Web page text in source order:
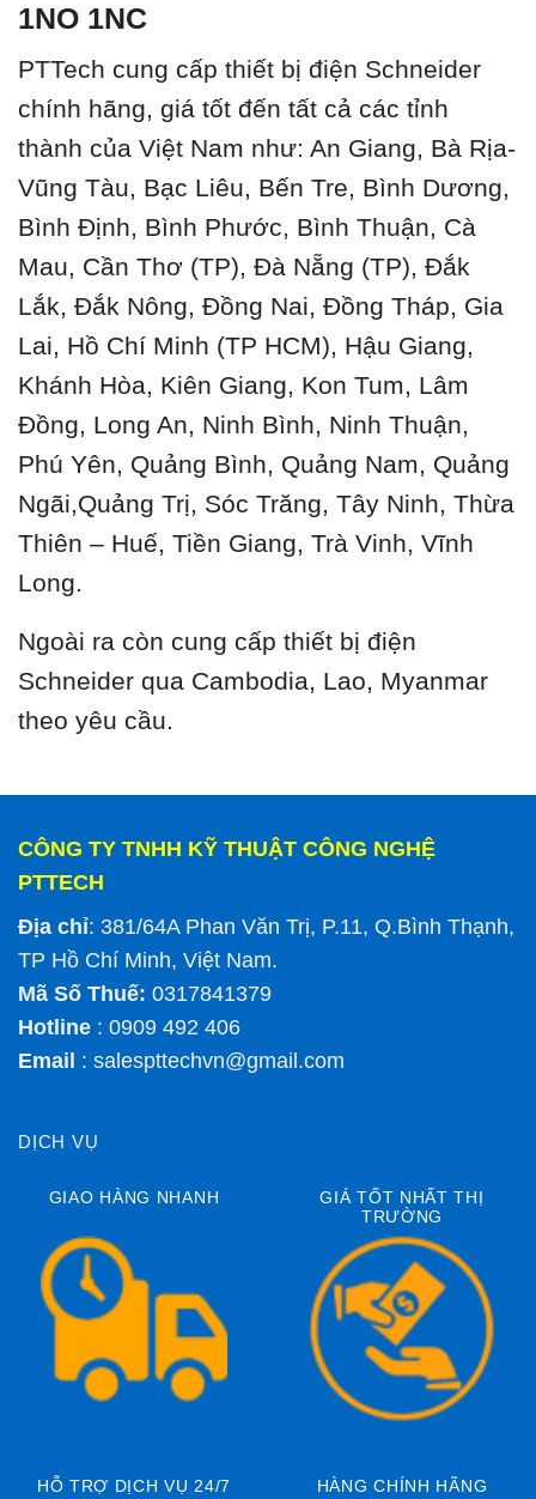
1NO 1NC
PTTech cung cấp thiết bị điện Schneider
chính hãng, giá tốt đến tất cả các tỉnh
thành của Việt Nam như: An Giang, Bà Rịa-
Vũng Tàu, Bạc Liêu, Bến Tre, Bình Dương,
Bình Định, Bình Phước, Bình Thuận, Cà
Mau, Cần Thơ (TP), Đà Nẵng (TP), Đắk
Lắk, Đắk Nông, Đồng Nai, Đồng Tháp, Gia
Lai, Hồ Chí Minh (TP HCM), Hậu Giang,
Khánh Hòa, Kiên Giang, Kon Tum, Lâm
Đồng, Long An, Ninh Bình, Ninh Thuận,
Phú Yên, Quảng Bình, Quảng Nam, Quảng
Ngãi,Quảng Trị, Sóc Trăng, Tây Ninh, Thừa
Thiên – Huế, Tiền Giang, Trà Vinh, Vĩnh
Long.
Ngoài ra còn cung cấp thiết bị điện
Schneider qua Cambodia, Lao, Myanmar
theo yêu cầu.
CÔNG TY TNHH KỸ THUẬT CÔNG NGHỆ
PTTECH
Địa chỉ: 381/64A Phan Văn Trị, P.11, Q.Bình Thạnh,
TP Hồ Chí Minh, Việt Nam.
Mã Số Thuế: 0317841379
Hotline : 0909 492 406
Email : salespttechvn@gmail.com
DỊCH VỤ
GIAO HÀNG NHANH
GIÁ TỐT NHẤT THỊ
TRƯỜNG
HỖ TRỢ DỊCH VỤ 24/7 HÀNG CHÍNH HÃNG